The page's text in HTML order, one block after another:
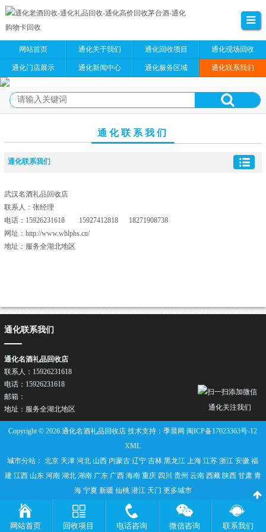
网站首页 通化关于我们 通化回收项目 通化现场回收
通化门店展示 通化新闻中心 通化服务区域 通化联系我们
通化联系我们
通化联系我们
武汉名酒礼品回收店
联系人：张经理
电话：15926231618 15927412818 18271908738
网址：http://www.whlphs.cn/
地址：服务全湖北地区
通化关注我们
通化联系我们
通化名酒礼品回收店
联系人：15926231618
电话：15926231618
邮箱：
地址：服务全湖北地区
Copyright © 2026 通化名酒礼品回收店 技术支持：季晨网闽ICP备17023363号-12
XML
城市分站：北京 天津 河北 山西 内蒙古 辽宁 吉林 黑龙江 上海 江苏 浙江 安徽 福
建 江西 山东 河南 湖北 湖南 广东 广西 海南 重庆 四川 贵州 云南 西藏 陕西 甘肃 青
海 宁夏 新疆 仙桃 潜江 天门 更多城市
网站首页 回收项目 电话咨询 微信咨询 联系我们